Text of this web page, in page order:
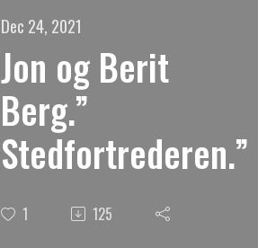
Dec 24, 2021
Jon og Berit
Berg.”
Stedfortrederen.”
1 125